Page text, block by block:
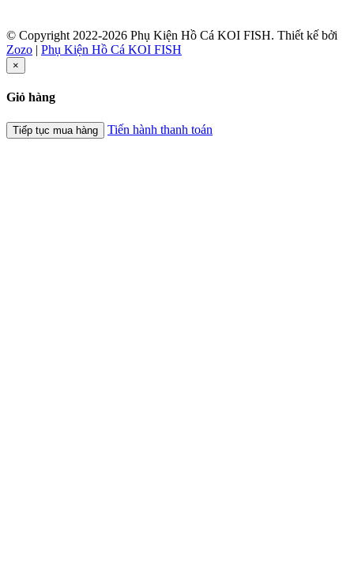
© Copyright 2022-2026 Phụ Kiện Hồ Cá KOI FISH. Thiết kế bởi
Zozo | Phụ Kiện Hồ Cá KOI FISH
×
Giỏ hàng
Tiếp tục mua hàng Tiến hành thanh toán